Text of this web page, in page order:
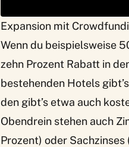
Expansion mit
Wenn du beispielsweise
zehn Prozent Rabatt in
bestehenden Hotels
den gibt’s etwa auch
Obendrein stehen auch
Prozent) oder